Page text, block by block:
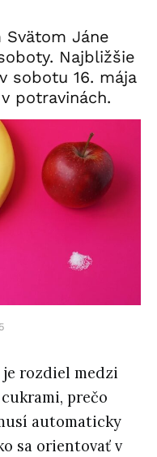
Svätom Jáne
Najbližšie
sobotu 16. mája
potravinách.
rozdiel medzi
prečo
automaticky
sa orientovať v